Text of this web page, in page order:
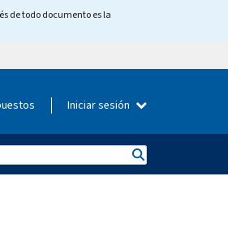
de todo documento es la
Iniciar sesión